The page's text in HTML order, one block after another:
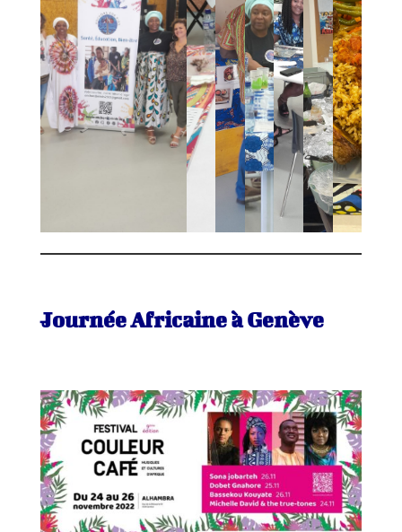
Journée Africaine à Genève